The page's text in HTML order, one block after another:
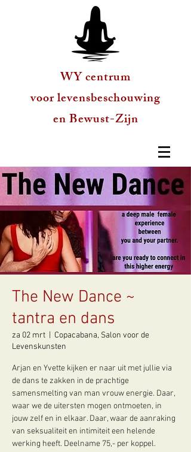
WY centrum
voor levensbeschouwing
en Bewust-Zijn
The New Dance ~
tantra en dans
za 02 mrt
Copacabana, Salon voor de
Levenskunsten
Arjan en Yvette kijken er naar uit met jullie via
de dans te zakken in de prachtige
samensmelting van man vrouw energie. Daar,
waar we de uitersten mogen ontmoeten, in
jouw zelf en in elkaar. Daar, waar de aanraking
van seksualiteit en intimiteit een helende
werking heeft. Deelname 75,- per koppel.